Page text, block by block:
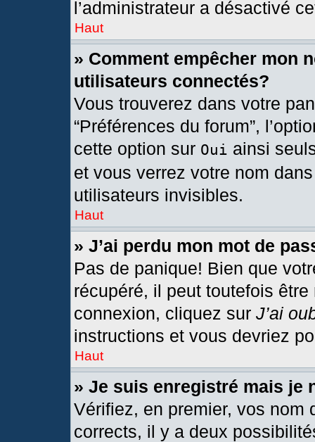
l’administrateur a désactivé
Haut
» Comment empêcher mon
utilisateurs connectés?
Vous trouverez dans votre
“Préférences du forum”,
cette option sur Oui ainsi
et vous verrez votre nom
utilisateurs invisibles.
Haut
» J’ai perdu mon mot de
Pas de panique! Bien que
récupéré, il peut toutefois
connexion, cliquez sur J’ai
instructions et vous devriez
Haut
» Je suis enregistré mais je
Vérifiez, en premier, vos nom
corrects, il y a deux